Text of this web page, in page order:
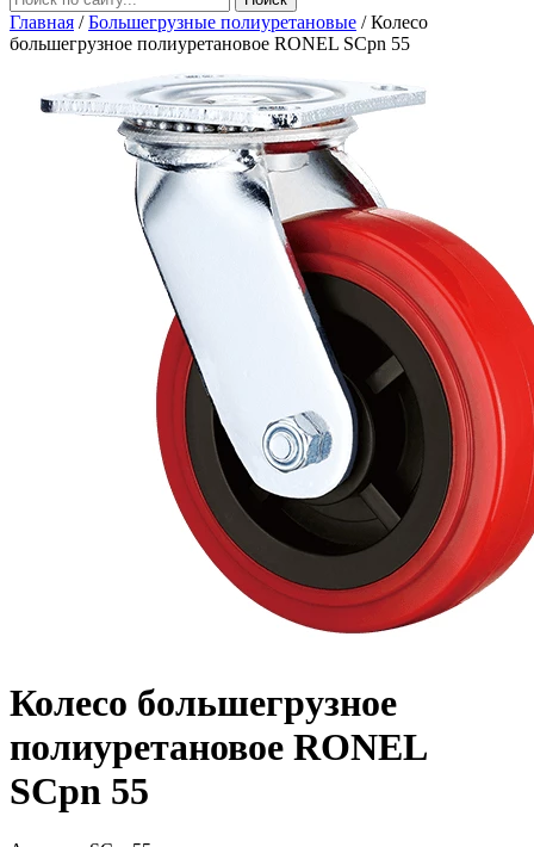
Главная /Большегрузные полиуретановые /Колесо
большегрузное полиуретановое RONEL SCpn 55
Колесо большегрузное
полиуретановое RONEL
SCpn 55